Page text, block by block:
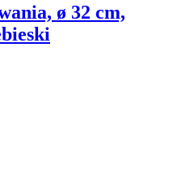
ø 32 cm,